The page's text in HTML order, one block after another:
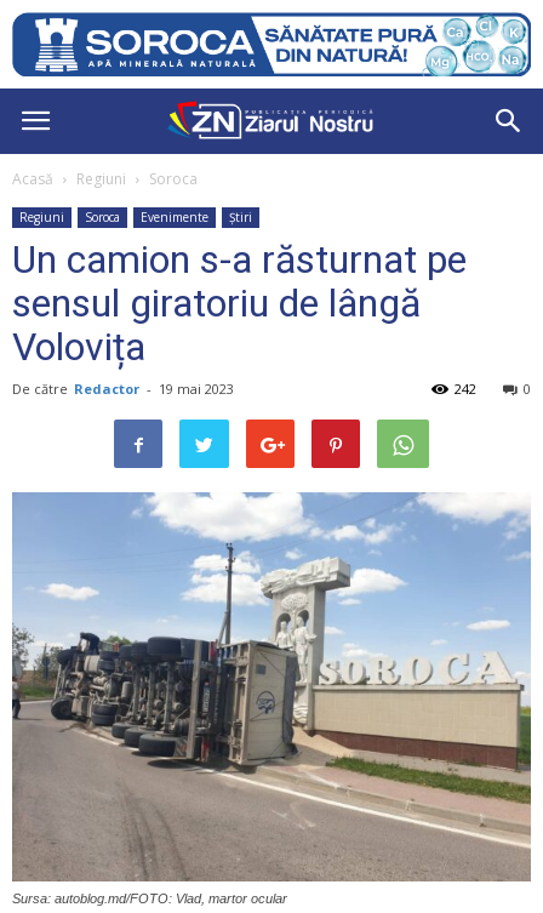
Acasă Regiuni Soroca
Regiuni Soroca Evenimente Știri
Un camion s-a răsturnat pe
sensul giratoriu de lângă
Volovița
De către Redactor - 19 mai 2023 0
242
Sursa: autoblog.md/FOTO: Vlad, martor ocular